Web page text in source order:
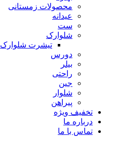
محصولات زمستانی
عیدانه
ست
شلوارک
تیشرت شلوارک
دورس
بیلر
راحتی
جین
شلوار
پیراهن
تخفیف ویژه
درباره ما
تماس با ما